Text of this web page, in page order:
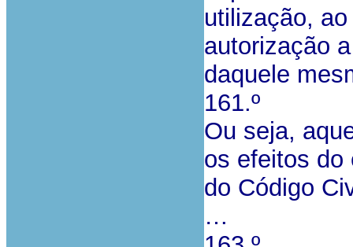
utilização,
autorização
daquele
161.º
Ou seja,
os efeitos do
do Código
…